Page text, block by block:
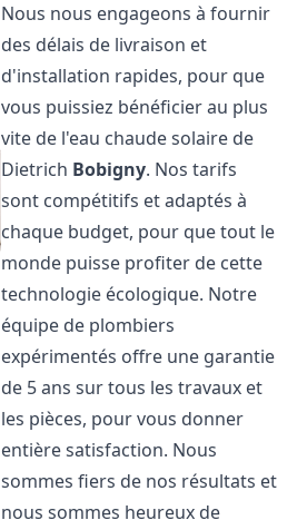
Nous nous engageons à fournir
des délais de livraison et
d'installation rapides, pour que
vous puissiez bénéficier au plus
vite de l'eau chaude solaire de
Dietrich Bobigny. Nos tarifs
sont compétitifs et adaptés à
chaque budget, pour que tout le
monde puisse profiter de cette
technologie écologique. Notre
équipe de plombiers
expérimentés offre une garantie
de 5 ans sur tous les travaux et
les pièces, pour vous donner
entière satisfaction. Nous
sommes fiers de nos résultats et
nous sommes heureux de